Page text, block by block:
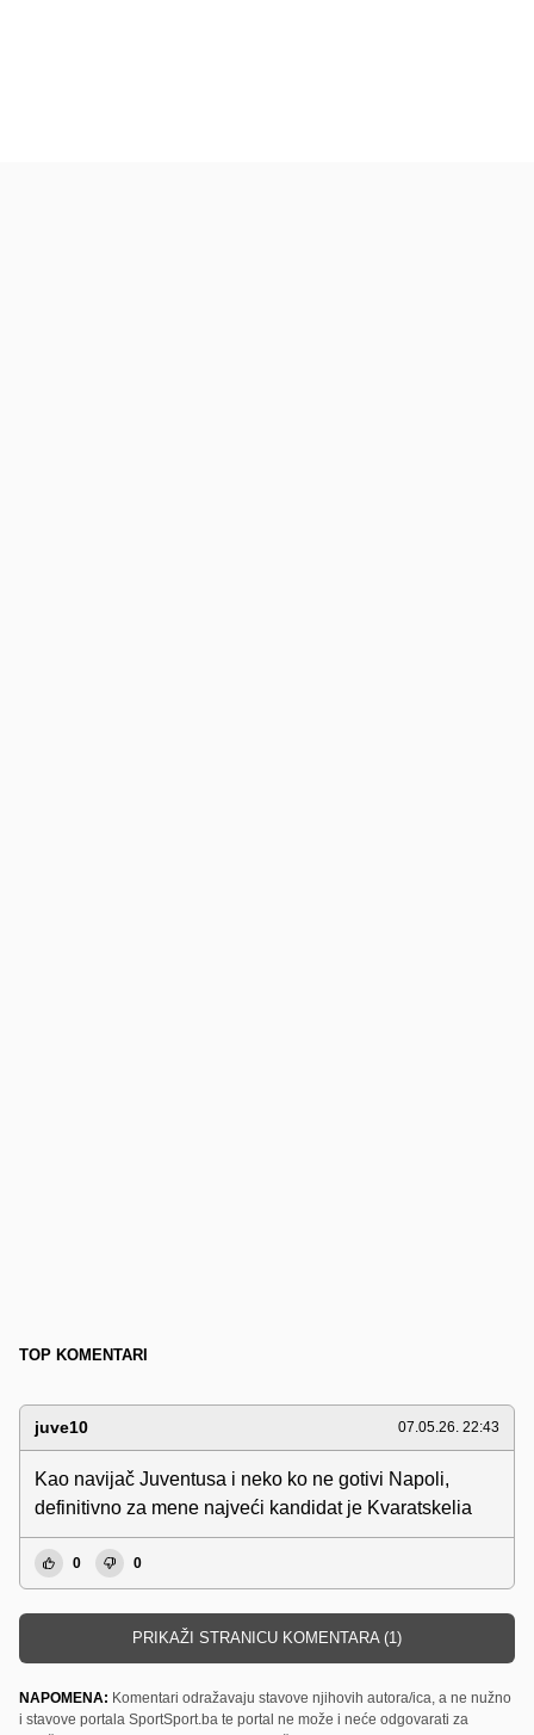
TOP KOMENTARI
juve10 07.05.26. 22:43
Kao navijač Juventusa i neko ko ne gotivi Napoli,
definitivno za mene najveći kandidat je Kvaratskelia
0 0
PRIKAŽI STRANICU KOMENTARA (1)
NAPOMENA: Komentari odražavaju stavove njihovih autora/ica, a ne nužno
i stavove portala SportSport.ba te portal ne može i neće odgovarati za